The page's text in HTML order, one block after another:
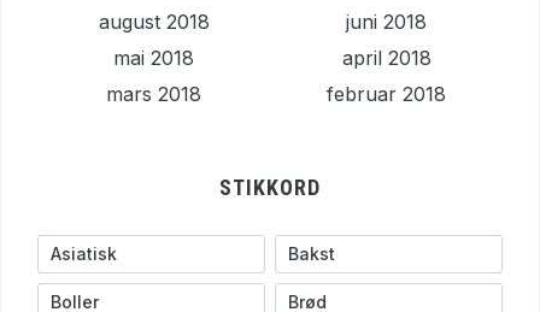
august 2018
juni 2018
mai 2018
april 2018
mars 2018
februar 2018
STIKKORD
Asiatisk Bakst
Boller Brød